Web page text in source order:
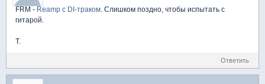
FRM -Reamp с DI-траком . Слишком поздно, чтобы испытать с
гитарой.
T.
Ответить